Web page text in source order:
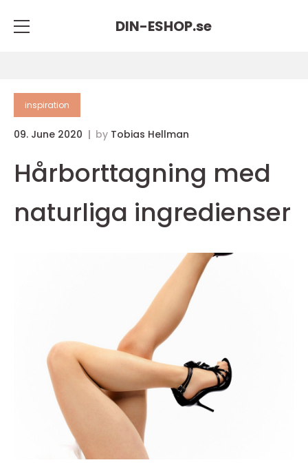
DIN-ESHOP.se
inspiration
09. June 2020 by Tobias Hellman
Hårborttagning med
naturliga ingredienser